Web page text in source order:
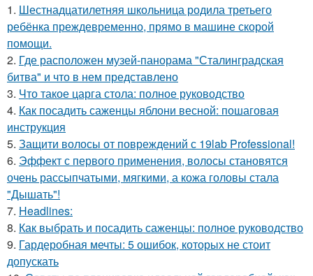
1. Шестнадцатилетняя школьница родила третьего
ребёнка преждевременно, прямо в машине скорой
помощи.
2. Где расположен музей-панорама "Сталинградская
битва" и что в нем представлено
3. Что такое царга стола: полное руководство
4. Как посадить саженцы яблони весной: пошаговая
инструкция
5. Защити волосы от повреждений с 19lab Professional!
6. Эффект с первого применения, волосы становятся
очень рассыпчатыми, мягкими, а кожа головы стала
"Дышать"!
7. Headlines:
8. Как выбрать и посадить саженцы: полное руководство
9. Гардеробная мечты: 5 ошибок, которых не стоит
допускать